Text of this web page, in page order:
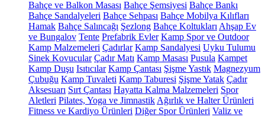
Bahçe ve Balkon Masası Bahçe Şemsiyesi Bahçe Bankı
Bahçe Sandalyeleri Bahçe Sehpası Bahçe Mobilya Kılıfları
Hamak Bahçe Salıncağı Şezlong Bahçe Koltukları Ahşap Ev
ve Bungalov Tente Prefabrik Evler Kamp Spor ve Outdoor
Kamp Malzemeleri Çadırlar Kamp Sandalyesi Uyku Tulumu
Sinek Kovucular Çadır Matı Kamp Masası Pusula Kampet
Kamp Duşu Isıtıcılar Kamp Çantası Şişme Yastık Magnezyum
Çubuğu Kamp Tuvaleti Kamp Taburesi Şişme Yatak Çadır
Aksesuarı Sırt Çantası Hayatta Kalma Malzemeleri Spor
Aletleri Pilates, Yoga ve Jimnastik Ağırlık ve Halter Ürünleri
Fitness ve Kardiyo Ürünleri Diğer Spor Ürünleri Valiz ve